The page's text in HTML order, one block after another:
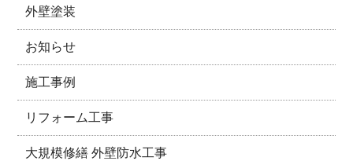
外壁塗装
お知らせ
施工事例
リフォーム工事
大規模修繕 外壁防水工事